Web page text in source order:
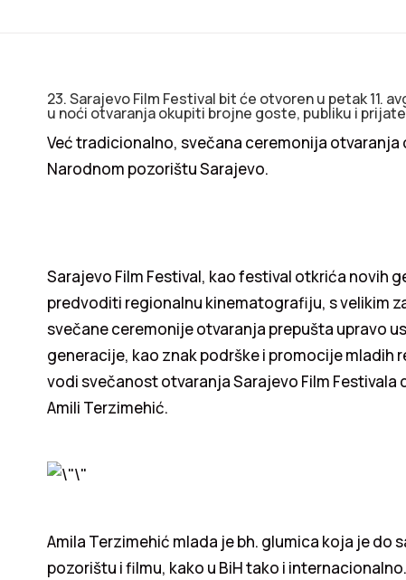
23. Sarajevo Film Festival bit će otvoren u petak 11.
u noći otvaranja okupiti brojne goste, publiku i
Već tradicionalno, svečana ceremonija otvaranja
Narodnom pozorištu Sarajevo.
Sarajevo Film Festival, kao festival otkrića novih
predvoditi regionalnu kinematografiju, s velikim
svečane ceremonije otvaranja prepušta upravo
generacije, kao znak podrške i promocije mladih
vodi svečanost otvaranja Sarajevo Film
Amili Terzimehić.
Amila Terzimehić mlada je bh. glumica koja je do
pozorištu i filmu, kako u BiH tako i